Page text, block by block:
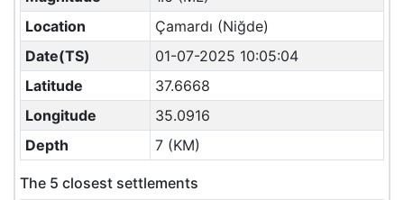
Location
Çamardı (Niğde)
Date(TS)
01-07-2025 10:05:04
Latitude
37.6668
Longitude
35.0916
Depth
7 (KM)
The 5 closest settlements